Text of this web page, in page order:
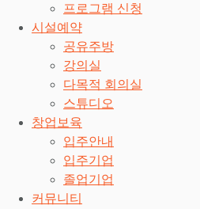
프로그램 신청
시설예약
공유주방
강의실
다목적 회의실
스튜디오
창업보육
입주안내
입주기업
졸업기업
커뮤니티